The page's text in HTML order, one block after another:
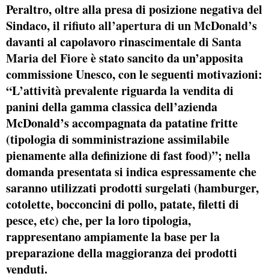
Peraltro, oltre alla presa di posizione negativa del
Sindaco, il rifiuto all’apertura di un McDonald’s
davanti al capolavoro rinascimentale di Santa
Maria del Fioreè stato sancito da un’apposita
commissione Unesco, con le seguenti motivazioni:
“L’attività prevalente riguarda la vendita di
panini della gamma classica dell’azienda
McDonald’s accompagnata da patatine fritte
(tipologia di somministrazione assimilabile
pienamente alla definizione di fast food)”; nella
domanda presentata si indica espressamente che
saranno utilizzati prodotti surgelati (hamburger,
cotolette, bocconcini di pollo, patate, filetti di
pesce, etc) che, per la loro tipologia,
rappresentano ampiamente la base per la
preparazione della maggioranza dei prodotti
venduti.